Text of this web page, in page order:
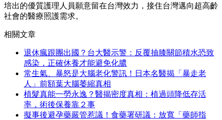
培出的優質護理人員願意留在台灣效力，接住台灣邁向超高齡
社會的醫療照護需求。
相關文章
退休瘋跟團出國？台大醫示警：反覆抽膝關節積水恐致
感染，正確休養才能避免化膿
常生氣、暴怒是大腦老化警訊！日本名醫揭「暴走老
人」前額葉大腦萎縮真相
植髮真能一勞永逸？醫揭密度真相：植過頭降低存活
率，術後保養靠２事
擬事後避孕藥嚴管惹議！食藥署研議：放寬「藥師指